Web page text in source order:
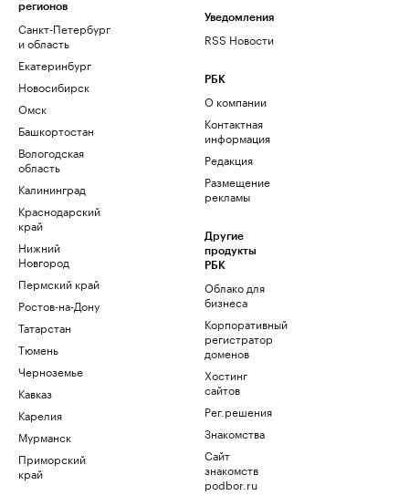
регионов
Санкт-Петербург
и область
Екатеринбург
Новосибирск
Омск
Башкортостан
Вологодская
область
Калининград
Краснодарский
край
Нижний
Новгород
Пермский край
Ростов-на-Дону
Татарстан
Тюмень
Черноземье
Кавказ
Карелия
Мурманск
Приморский
край
Уведомления
RSS Новости
РБК
О компании
Контактная
информация
Редакция
Размещение
рекламы
Другие
продукты
РБК
Облако для
бизнеса
Корпоративный
регистратор
доменов
Хостинг
сайтов
Рег.решения
Знакомства
Сайт
знакомств
podbor.ru